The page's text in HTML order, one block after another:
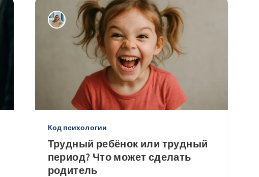
Код психологии
Трудный ребёнок или трудный
период? Что может сделать
родитель